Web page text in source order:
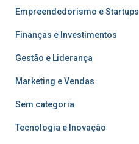
Empreendedorismo e Startups
Finanças e Investimentos
Gestão e Liderança
Marketing e Vendas
Sem categoria
Tecnologia e Inovação